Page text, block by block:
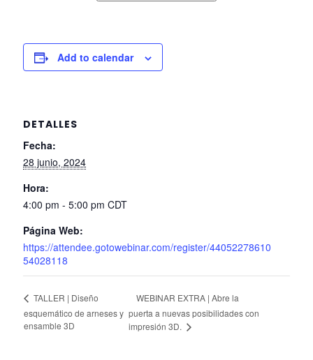
Add to calendar
DETALLES
Fecha:
28 junio, 2024
Hora:
4:00 pm - 5:00 pm CDT
Página Web:
https://attendee.gotowebinar.com/register/44052278610
54028118
TALLER | Diseño
esquemático de arneses y
ensamble 3D
WEBINAR EXTRA | Abre la
puerta a nuevas posibilidades con
impresión 3D.